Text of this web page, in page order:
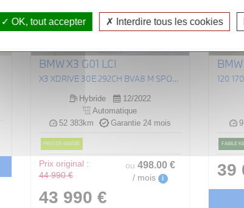
BMW X3 G01 LCI
X3 XDRIVE 30E 292CH BVA8 M SPORT
Hybride
12/2022
Automatique
52 383km
Garantie 24 mois
PRIX EN BAISSE
Prix original :
44 990 €
43 990 €
ou 498.00 €
/ mois i
120
9
FAIBLE
39
OK, tout accepter Interdire tous les cookies